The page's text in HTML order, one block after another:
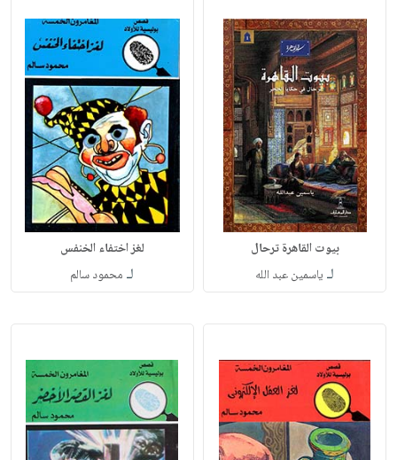
بيوت القاهرة ترحال
لـ ياسمين عبد الله
لغز اختفاء الخنفس
لـ محمود سالم